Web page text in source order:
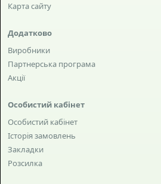
Карта сайту
Додатково
Виробники
Партнерська програма
Акції
Особистий кабінет
Особистий кабінет
Історія замовлень
Закладки
Розсилка